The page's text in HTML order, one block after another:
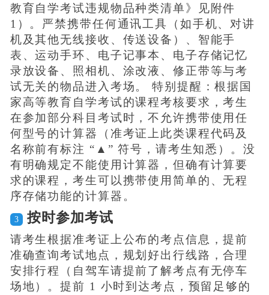
教育自学考试违规物品种类清单》见附件
1）。严禁携带任何通讯工具（如手机、对讲
机及其他无线接收、传送设备）、智能手
表、运动手环、电子记事本、电子存储记忆
录放设备、照相机、涂改液、修正带等与考
试无关的物品进入考场。 特别提醒：根据国
家高等教育自学考试的课程考核要求，考生
在参加部分科目考试时，不允许携带使用任
何型号的计算器（准考证上此类课程代码及
名称前有标注 “▲” 符号，请考生知悉）。没
有明确规定不能使用计算器，但确有计算要
求的课程，考生可以携带使用简单的、无程
序存储功能的计算器。
3 按时参加考试
请考生根据准考证上公布的考点信息，提前
准确查询考试地点，规划好出行线路，合理
安排行程（自驾车请提前了解考点有无停车
场地）。提前 1 小时到达考点，预留足够的